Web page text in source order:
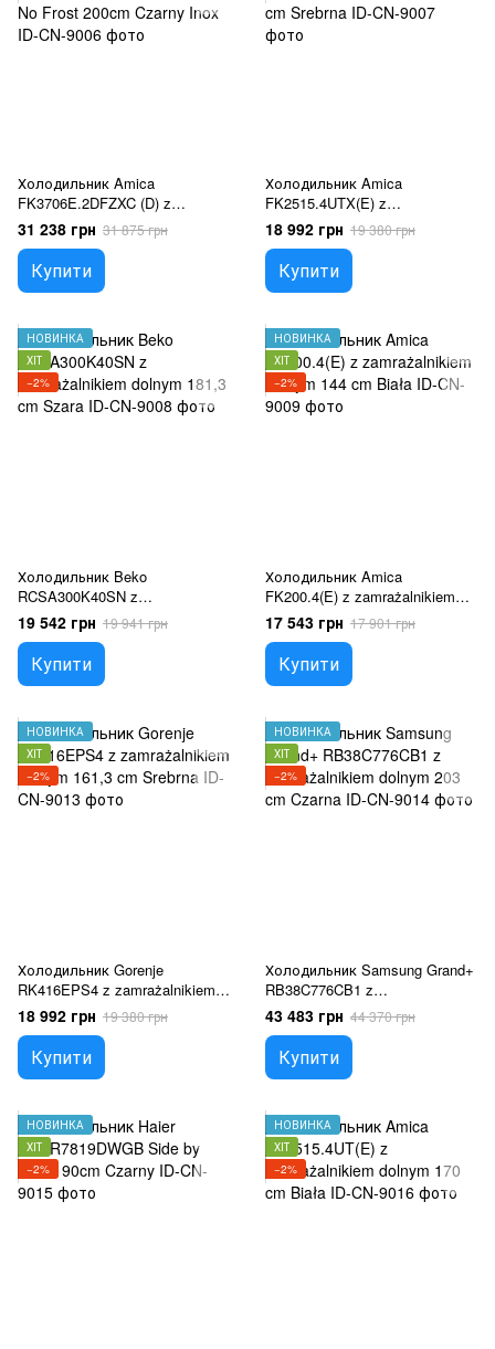
Холодильник Amica
FK3706E.2DFZXC (D) z
zamrażalnikiem dolnym Pełny
No Frost 200cm Czarny Inox
31 238 грн 31 875 грн
Купити
Холодильник Amica
FK2515.4UTX(E) z
zamrażalnikiem dolnym 170 cm
Srebrna
18 992 грн 19 380 грн
Купити
НОВИНКА
ХІТ
−2%
Холодильник Beko
RCSA300K40SN z
zamrażalnikiem dolnym 181,3
cm Szara
19 542 грн 19 941 грн
Купити
НОВИНКА
ХІТ
−2%
Холодильник Amica
FK200.4(E) z zamrażalnikiem
dolnym 144 cm Biała
17 543 грн 17 901 грн
Купити
НОВИНКА
ХІТ
−2%
Холодильник Gorenje
RK416EPS4 z zamrażalnikiem
dolnym 161,3 cm Srebrna
18 992 грн 19 380 грн
Купити
НОВИНКА
ХІТ
−2%
Холодильник Samsung Grand+
RB38C776CB1 z
zamrażalnikiem dolnym 203 cm
Czarna
43 483 грн 44 370 грн
Купити
НОВИНКА
ХІТ
−2%
НОВИНКА
ХІТ
−2%